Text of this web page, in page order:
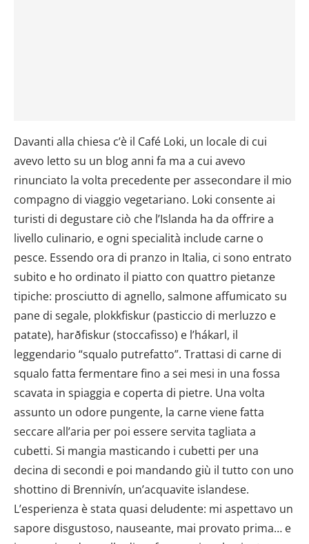
Davanti alla chiesa c’è il Café Loki, un locale di cui
avevo letto su un blog anni fa ma a cui avevo
rinunciato la volta precedente per assecondare il mio
compagno di viaggio vegetariano. Loki consente ai
turisti di degustare ciò che l’Islanda ha da offrire a
livello culinario, e ogni specialità include carne o
pesce. Essendo ora di pranzo in Italia, ci sono entrato
subito e ho ordinato il piatto con quattro pietanze
tipiche: prosciutto di agnello, salmone affumicato su
pane di segale, plokkfiskur (pasticcio di merluzzo e
patate), harðfiskur (stoccafisso) e l’hákarl, il
leggendario “squalo putrefatto”. Trattasi di carne di
squalo fatta fermentare fino a sei mesi in una fossa
scavata in spiaggia e coperta di pietre. Una volta
assunto un odore pungente, la carne viene fatta
seccare all’aria per poi essere servita tagliata a
cubetti. Si mangia masticando i cubetti per una
decina di secondi e poi mandando giù il tutto con uno
shottino di Brennivín, un’acquavite islandese.
L’esperienza è stata quasi deludente: mi aspettavo un
sapore disgustoso, nauseante, mai provato prima… e